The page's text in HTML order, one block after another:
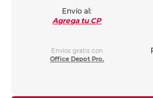
Envío al:
Agrega tu CP
Envíos gratis con
Office Depot Pro.